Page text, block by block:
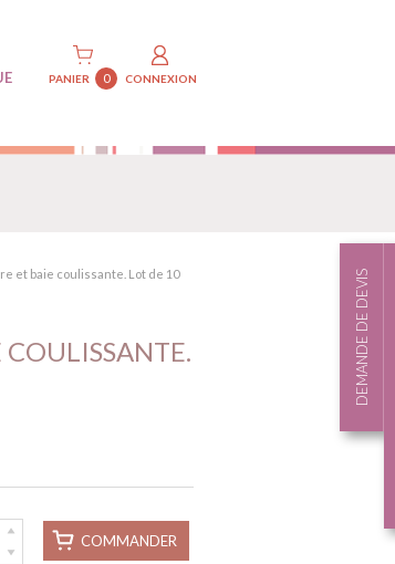
PANIER 0 CONNEXION
et baie coulissante. Lot de 10
COULISSANTE.
COMMANDER
DEMANDE DE DEVIS